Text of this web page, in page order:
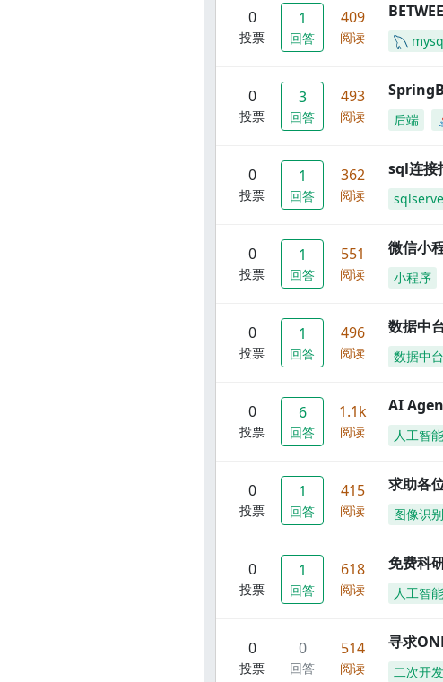
0
投票
1
回答
409
阅读
0
投票
3
回答
493
阅读 后端
0
投票
1
回答
362
阅读
sql连接
0
投票
1
回答
551
阅读
微信小
小程序
0
投票
1
回答
496
阅读
数据中
数据中台
0
投票
6
回答
1.1k
阅读
AI
人工智能
0
投票
1
回答
415
阅读
求助各
图像识别
0
投票
1
回答
618
阅读
免费科
人工智能
0
投票
0
回答
514
阅读
寻求
二次开发